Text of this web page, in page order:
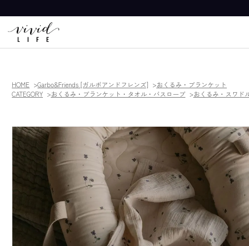
HOME Garbo&Friends [ガルボアンドフレンズ]
おくるみ・ブランケット
CATEGORY
おくるみ・ブランケット・タオル・バスローブ おくるみ・スワド